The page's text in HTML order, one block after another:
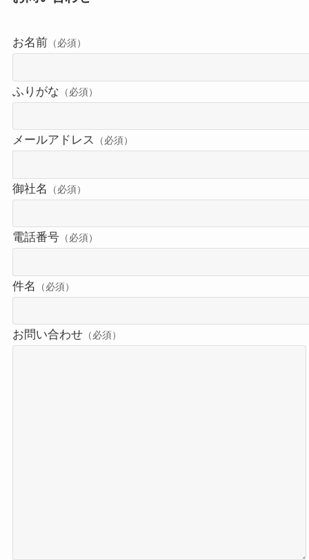
お名前 （必須）
ふりがな （必須）
メールアドレス （必須）
御社名 （必須）
電話番号（必須）
件名 （必須）
お問い合わせ（必須）